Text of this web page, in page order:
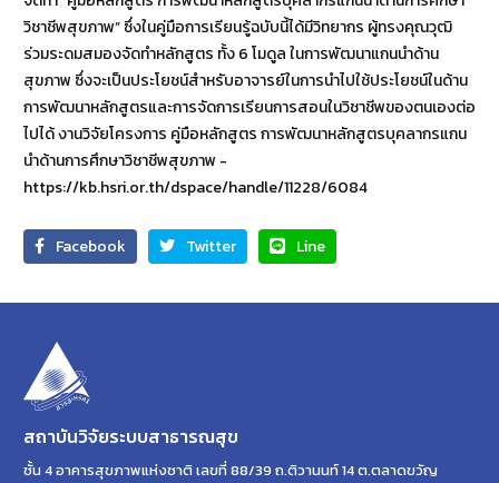
วิชาชีพสุขภาพ” ซึ่งในคู่มือการเรียนรู้ฉบับนี้ได้มีวิทยากร ผู้ทรงคุณวุฒิ
ร่วมระดมสมองจัดทำหลักสูตร ทั้ง 6 โมดูล ในการพัฒนาแกนนำด้าน
สุขภาพ ซึ่งจะเป็นประโยชน์สำหรับอาจารย์ในการนำไปใช้ประโยชน์ในด้าน
การพัฒนาหลักสูตรและการจัดการเรียนการสอนในวิชาชีพของตนเองต่อ
ไปได้ งานวิจัยโครงการ คู่มือหลักสูตร การพัฒนาหลักสูตรบุคลากรแกน
นำด้านการศึกษาวิชาชีพสุขภาพ -
https://kb.hsri.or.th/dspace/handle/11228/6084
Facebook Twitter Line
สถาบันวิจัยระบบสาธารณสุข
ชั้น 4 อาคารสุขภาพแห่งชาติ เลขที่ 88/39 ถ.ติวานนท์ 14 ต.ตลาดขวัญ